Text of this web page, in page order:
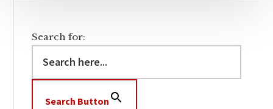
Search for:
Search Button